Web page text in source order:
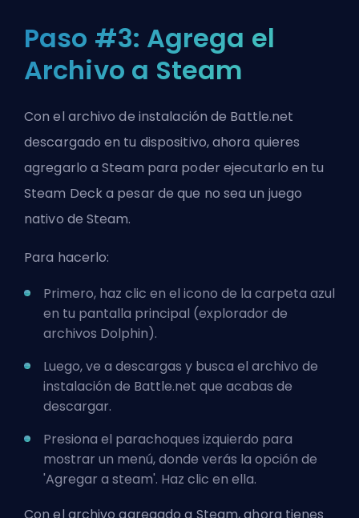
Paso #3: Agrega el
Archivo a Steam
Con el archivo de instalación de Battle.net
descargado en tu dispositivo, ahora quieres
agregarlo a Steam para poder ejecutarlo en tu
Steam Deck a pesar de que no sea un juego
nativo de Steam.
Para hacerlo:
Primero, haz clic en el icono de la carpeta azul
en tu pantalla principal (explorador de
archivos Dolphin).
Luego, ve a descargas y busca el archivo de
instalación de Battle.net que acabas de
descargar.
Presiona el parachoques izquierdo para
mostrar un menú, donde verás la opción de
'Agregar a steam'. Haz clic en ella.